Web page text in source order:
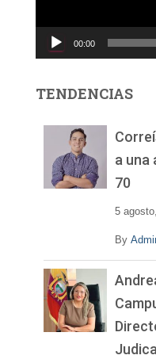
c
d
00:00
TENDENCIAS
a una
70
5
By